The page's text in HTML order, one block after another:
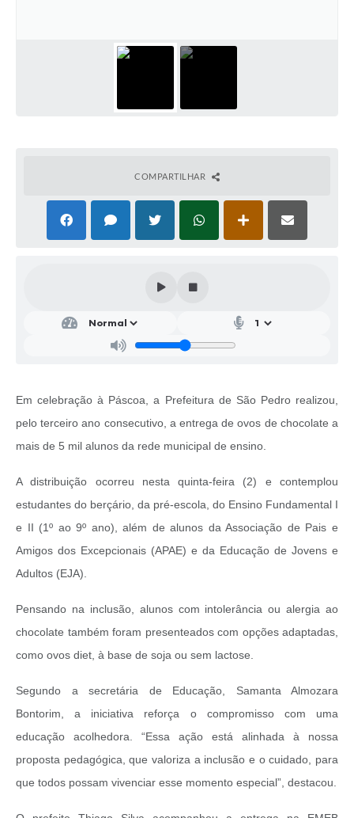
COMPARTILHAR
Em celebração à Páscoa, a Prefeitura de São Pedro realizou,
pelo terceiro ano consecutivo, a entrega de ovos de chocolate a
mais de 5 mil alunos da rede municipal de ensino.
A distribuição ocorreu nesta quinta-feira (2) e contemplou
estudantes do berçário, da pré-escola, do Ensino Fundamental I
e II (1º ao 9º ano), além de alunos da Associação de Pais e
Amigos dos Excepcionais (APAE) e da Educação de Jovens e
Adultos (EJA).
Pensando na inclusão, alunos com intolerância ou alergia ao
chocolate também foram presenteados com opções adaptadas,
como ovos diet, à base de soja ou sem lactose.
Segundo a secretária de Educação, Samanta Almozara
Bontorim, a iniciativa reforça o compromisso com uma
educação acolhedora. “Essa ação está alinhada à nossa
proposta pedagógica, que valoriza a inclusão e o cuidado, para
que todos possam vivenciar esse momento especial”, destacou.